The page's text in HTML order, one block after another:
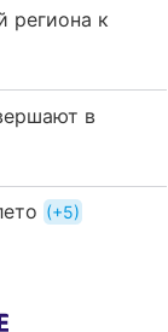
региона к
в
+5